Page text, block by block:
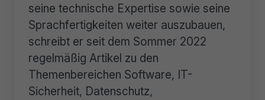
seine technische Expertise sowie seine
Sprachfertigkeiten weiter auszubauen,
schreibt er seit dem Sommer 2022
regelmäßig Artikel zu den
Themenbereichen Software, IT-
Sicherheit, Datenschutz,